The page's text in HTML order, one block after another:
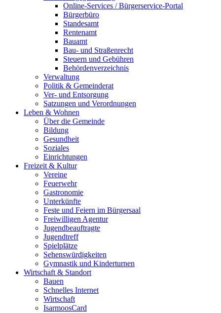
Online-Services / Bürgerservice-Portal
Bürgerbüro
Standesamt
Rentenamt
Bauamt
Bau- und Straßenrecht
Steuern und Gebühren
Behördenverzeichnis
Verwaltung
Politik & Gemeinderat
Ver- und Entsorgung
Satzungen und Verordnungen
Leben & Wohnen
Über die Gemeinde
Bildung
Gesundheit
Soziales
Einrichtungen
Freizeit & Kultur
Vereine
Feuerwehr
Gastronomie
Unterkünfte
Feste und Feiern im Bürgersaal
Freiwilligen Agentur
Jugendbeauftragte
Jugendtreff
Spielplätze
Sehenswürdigkeiten
Gymnastik und Kinderturnen
Wirtschaft & Standort
Bauen
Schnelles Internet
Wirtschaft
IsarmoosCard